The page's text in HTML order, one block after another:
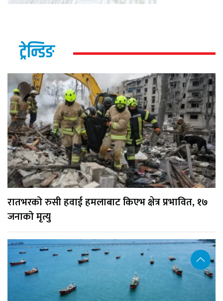
ट्रेन्डिङ
रातभरको रुसी हवाई हमलाबाट किएभ क्षेत्र प्रभावित, १७
जनाको मृत्यु